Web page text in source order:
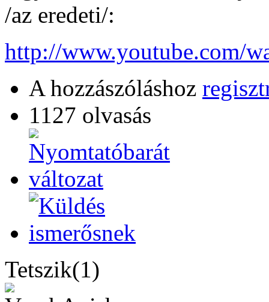
/az eredeti/:
http://www.youtube.com/
A hozzászóláshoz
1127 olvasás
Tetszik(1)